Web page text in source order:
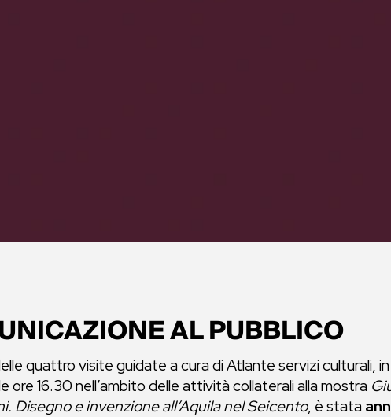
AL PUBBLICO
quattro visite guidate a cura di Atlante servizi culturali,
ore 16.30 nell’ambito delle attività collaterali alla mostra
Disegno e invenzione all’Aquila nel Seicento, è stata